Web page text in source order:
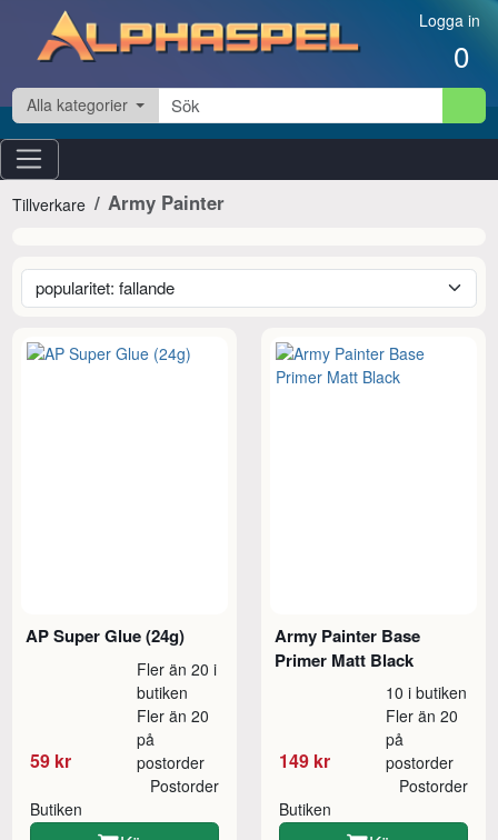
Hoppa till innehåll Logga in
0
Alla kategorier
Tillverkare Army Painter
AP Super Glue (24g)
59 kr
Fler än 20 i
butiken
Fler än 20
på
postorder
Butiken
Postorder
Army Painter Base
Primer Matt Black
149 kr
10 i butiken
Fler än 20
på
postorder
Butiken
Postorder